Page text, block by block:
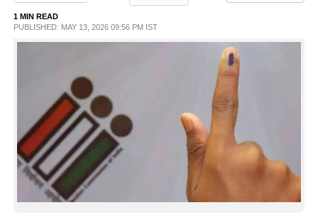
LIFESTYLE
ART
ASTRO
1 MIN READ
PUBLISHED: MAY 13, 2026 09:56 PM IST